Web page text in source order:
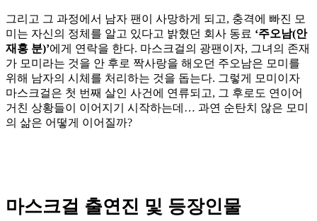
그리고 그 과정에서 남자 팬이 사망하게 되고, 충격에 빠진 모
미는 자신의 정체를 알고 있다고 밝혔던 회사 동료 ‘주오남(안
재홍 분)’에게 연락을 한다. 마스크걸의 광팬이자, 그녀의 존재
가 모미라는 것을 안 후로 짝사랑을 해오던 주오남은 모미를
위해 남자의 시체를 처리하는 것을 돕는다. 그렇게 모미이자
마스크걸은 첫 번째 살인 사건에 연류되고, 그 후로도 연이어
거친 상황들이 이어지기 시작하는데… 과연 순탄치 않은 모미
의 삶은 어떻게 이어질까?
마스크걸 출연진 및 등장인물